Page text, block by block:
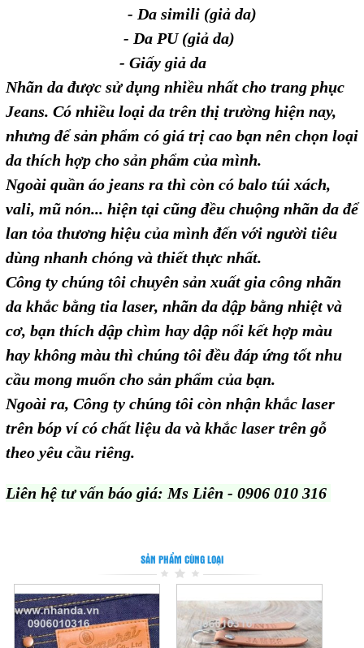
- Da simili (giả da)
- Da PU (giả da)
- Giấy giả da
Nhãn da được sử dụng nhiều nhất cho trang phục
Jeans. Có nhiều loại da trên thị trường hiện nay,
nhưng để sản phẩm có giá trị cao bạn nên chọn loại
da thích hợp cho sản phẩm của mình.
Ngoài quần áo jeans ra thì còn có balo túi xách,
vali, mũ nón... hiện tại cũng đều chuộng nhãn da để
lan tỏa thương hiệu của mình đến với người tiêu
dùng nhanh chóng và thiết thực nhất.
Công ty chúng tôi chuyên sản xuất gia công nhãn
da khắc bằng tia laser, nhãn da dập bằng nhiệt và
cơ, bạn thích dập chìm hay dập nổi kết hợp màu
hay không màu thì chúng tôi đều đáp ứng tốt nhu
cầu mong muốn cho sản phẩm của bạn.
Ngoài ra, Công ty chúng tôi còn nhận khắc laser
trên bóp ví có chất liệu da và khắc laser trên gỗ
theo yêu cầu riêng.
Liên hệ tư vấn báo giá: Ms Liên - 0906 010 316
SẢN PHẨM CÙNG LOẠI